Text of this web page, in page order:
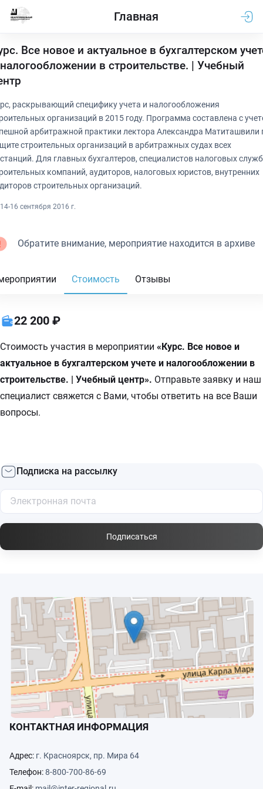
Главная
Все новое и актуальное в бухгалтерском
в строительстве. | Учебный
раскрывающий специфику учета и налогообложения
организаций в 2015 году. Программа составлена с
арбитражной практики лектора Александра Матиташвили
строительных организаций в арбитражных судах всех
Для главных бухгалтеров, специалистов налоговых служб
компаний, аудиторов, налоговых юристов, внутренних
строительных организаций.
14-16 сентября 2016 г.
Обратите внимание, мероприятие находится в архиве
Стоимость Отзывы
22 200 ₽
Стоимость участия в мероприятии «Курс. Все новое и
актуальное в бухгалтерском учете и налогообложении в
строительстве. | Учебный центр». Отправьте заявку и наш
специалист свяжется с Вами, чтобы ответить на все Ваши
вопросы.
Подписка на рассылку
Подписаться
КОНТАКТНАЯ ИНФОРМАЦИЯ
Адрес: г. Красноярск, пр. Мира 64
Телефон:8-800-700-86-69